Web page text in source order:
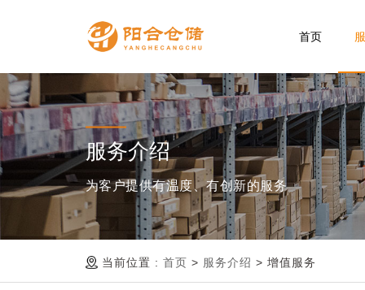
首页
服务介绍
为客户提供有温度、有创新的服务
当前位置 : 首页 > 服务介绍 > 增值服务